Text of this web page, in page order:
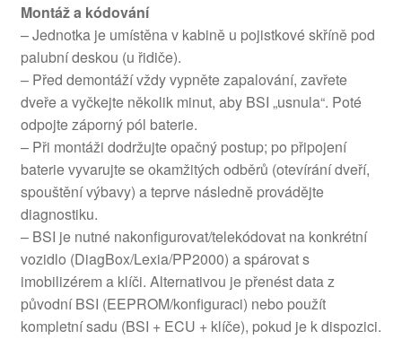
Montáž a kódování
– Jednotka je umístěna v kabině u pojistkové skříně pod
palubní deskou (u řidiče).
– Před demontáží vždy vypněte zapalování, zavřete
dveře a vyčkejte několik minut, aby BSI „usnula“. Poté
odpojte záporný pól baterie.
– Při montáži dodržujte opačný postup; po připojení
baterie vyvarujte se okamžitých odběrů (otevírání dveří,
spouštění výbavy) a teprve následně provádějte
diagnostiku.
– BSI je nutné nakonfigurovat/telekódovat na konkrétní
vozidlo (DiagBox/Lexia/PP2000) a spárovat s
imobilizérem a klíči. Alternativou je přenést data z
původní BSI (EEPROM/konfiguraci) nebo použít
kompletní sadu (BSI + ECU + klíče), pokud je k dispozici.